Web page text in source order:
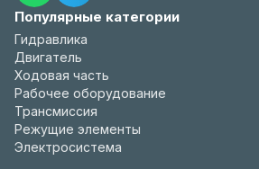
Популярные категории
Гидравлика
Двигатель
Ходовая часть
Рабочее оборудование
Трансмиссия
Режущие элементы
Электросистема